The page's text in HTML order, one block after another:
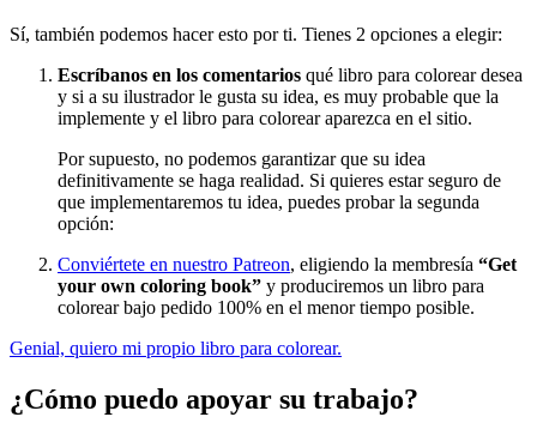
Sí, también podemos hacer esto por ti. Tienes 2 opciones a elegir:
Escríbanos en los comentarios qué libro para colorear desea
y si a su ilustrador le gusta su idea, es muy probable que la
implemente y el libro para colorear aparezca en el sitio.
Por supuesto, no podemos garantizar que su idea
definitivamente se haga realidad. Si quieres estar seguro de
que implementaremos tu idea, puedes probar la segunda
opción:
Conviértete en nuestro Patreon, eligiendo la membresía “Get
your own coloring book” y produciremos un libro para
colorear bajo pedido 100% en el menor tiempo posible.
Genial, quiero mi propio libro para colorear.
¿Cómo puedo apoyar su trabajo?